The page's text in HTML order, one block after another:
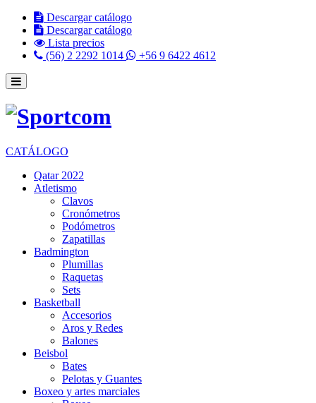
Descargar catálogo
Descargar catálogo
Lista precios
(56) 2 2292 1014
+56 9 6422 4612
CATÁLOGO
Qatar 2022
Atletismo
Clavos
Cronómetros
Podómetros
Zapatillas
Badmington
Plumillas
Raquetas
Sets
Basketball
Accesorios
Aros y Redes
Balones
Beisbol
Bates
Pelotas y Guantes
Boxeo y artes marciales